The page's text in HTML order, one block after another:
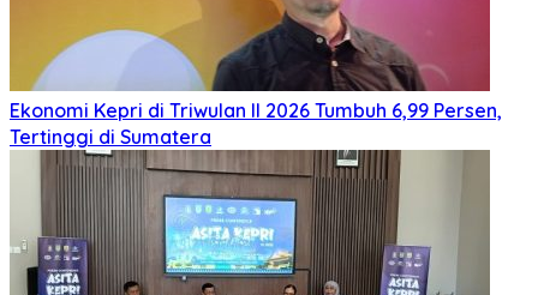
Ekonomi Kepri di Triwulan II 2026 Tumbuh 6,99 Persen,
Tertinggi di Sumatera